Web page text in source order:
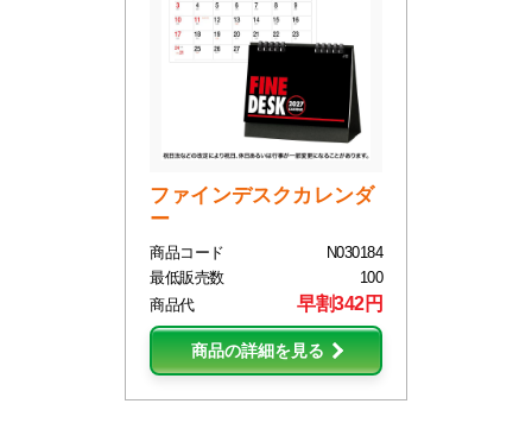
ファインデスクカレンダ
ー
商品コード
N030184
最低販売数
100
商品代
早割342円
商品の詳細を見る